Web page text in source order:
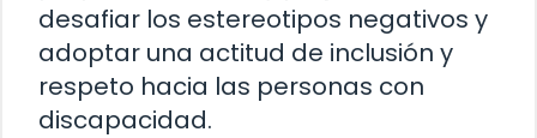
desafiar los estereotipos negativos y
adoptar una actitud de inclusión y
respeto hacia las personas con
discapacidad.